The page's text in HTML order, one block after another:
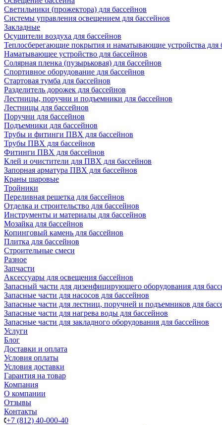
Светильники (прожектора) для бассейнов
Системы управления освещением для бассейнов
Закладные
Осушители воздуха для бассейнов
Теплосберегающие покрытия и наматывающие устройства для
Наматывающее устройство для бассейнов
Солярная пленка (пузырьковая) для бассейнов
Спортивное оборудование для бассейнов
Стартовая тумба для бассейнов
Разделитель дорожек для бассейнов
Лестницы, поручни и подъемники для бассейнов
Лестницы для бассейнов
Поручни для бассейнов
Подъемники для бассейнов
Трубы и фитинги ПВХ для бассейнов
Трубы ПВХ для бассейнов
Фитинги ПВХ для бассейнов
Клей и очистители для ПВХ для бассейнов
Запорная арматура ПВХ для бассейнов
Краны шаровые
Тройники
Переливная решетка для бассейнов
Отделка и строительство для бассейнов
Инструменты и материалы для бассейнов
Мозайка для бассейнов
Копинговый камень для бассейнов
Плитка для бассейнов
Строительные смеси
Разное
Запчасти
Аксессуары для освещения бассейнов
Запасный части для дизенфицирующего оборудования для
Запасные части для насосов для бассейнов
Запасные части для лестниц, поручней и подъемников для
Запасные части для нагрева воды для бассейнов
Запасные части для закладного оборудования для бассейнов
Услуги
Блог
Доставки и оплата
Условия оплаты
Условия доставки
Гарантия на товар
Компания
О компании
Отзывы
Контакты
+7 (812) 40-000-40